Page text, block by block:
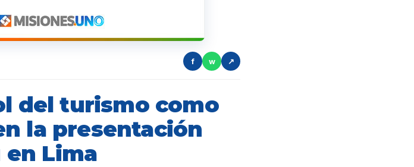
f w ↗
del turismo como
la presentación
Lima